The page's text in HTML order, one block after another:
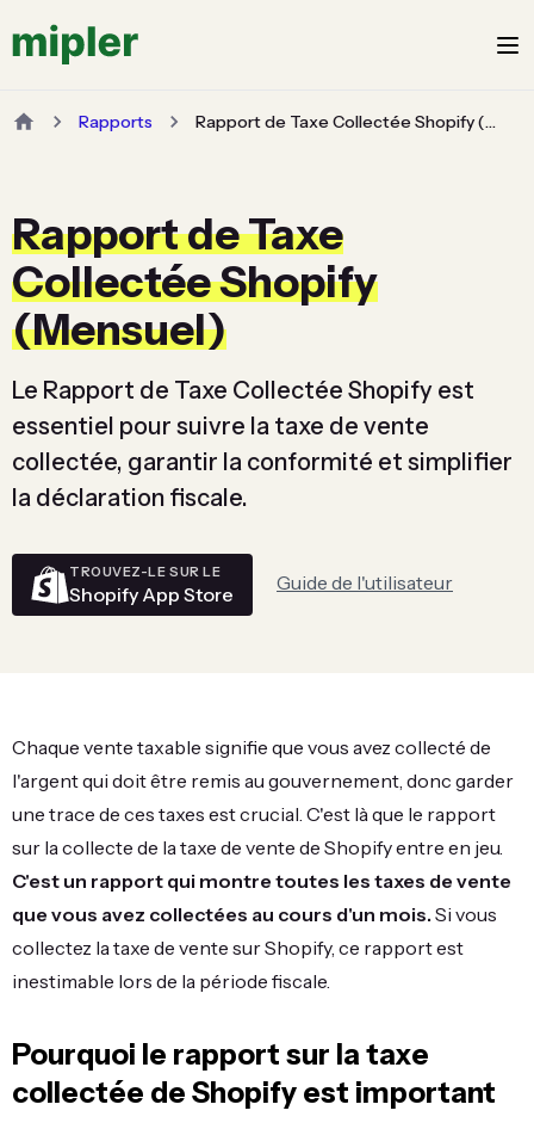
Rapports Rapport de Taxe Collectée Shopify (Mensuel)
Rapport de Taxe
Collectée Shopify
(Mensuel)
Le Rapport de Taxe Collectée Shopify est
essentiel pour suivre la taxe de vente
collectée, garantir la conformité et simplifier
la déclaration fiscale.
TROUVEZ-LE SUR LE
Shopify App Store Guide de l'utilisateur
Chaque vente taxable signifie que vous avez collecté de
l'argent qui doit être remis au gouvernement, donc garder
une trace de ces taxes est crucial. C'est là que le rapport
sur la collecte de la taxe de vente de Shopify entre en jeu.
C'est un rapport qui montre toutes les taxes de vente
que vous avez collectées au cours d'un mois. Si vous
collectez la taxe de vente sur Shopify, ce rapport est
inestimable lors de la période fiscale.
Pourquoi le rapport sur la taxe
collectée de Shopify est important